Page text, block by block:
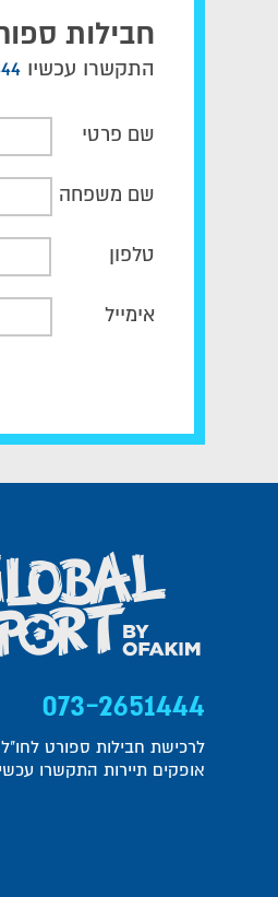
חבילות
התקשרו עכשיו
שם פרטי
שם משפחה
טלפון
אימייל
073-2651444
לרכישת חבילות ספורט
אופקים תיירות התקשרו עכשיו 073-265-